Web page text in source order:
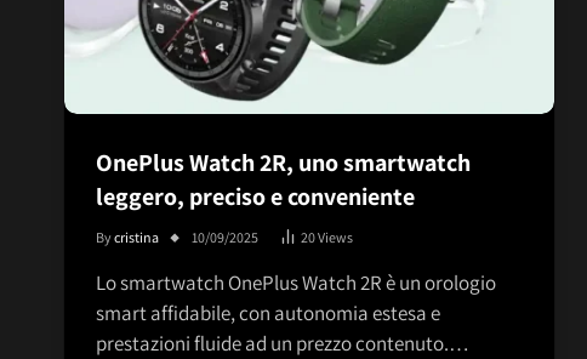
OnePlus Watch 2R, uno smartwatch
leggero, preciso e conveniente
Bycristina 10/09/2025 20Views
Lo smartwatch OnePlus Watch 2R è un orologio
smart affidabile, con autonomia estesa e
prestazioni fluide ad un prezzo contenuto.…